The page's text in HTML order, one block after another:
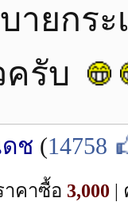
ายกร
รับ
ดช (14758
าคาซื้อ 3,000 |